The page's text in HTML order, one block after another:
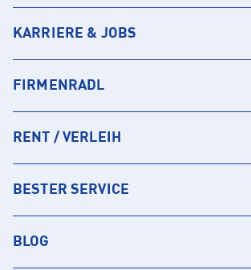
KARRIERE & JOBS
FIRMENRADL
RENT / VERLEIH
BESTER SERVICE
BLOG